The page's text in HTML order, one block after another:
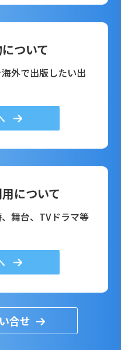
ついて
外で出版したい出
について
舞台、TVドラマ等
合せ